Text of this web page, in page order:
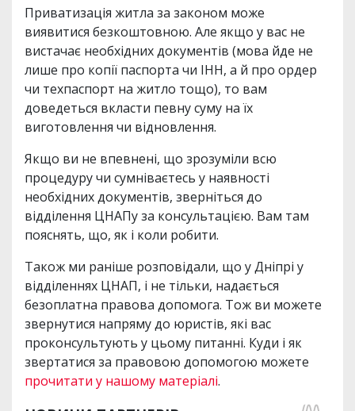
Приватизація житла за законом може
виявитися безкоштовною. Але якщо у вас не
вистачає необхідних документів (мова йде не
лише про копії паспорта чи ІНН, а й про ордер
чи техпаспорт на житло тощо), то вам
доведеться вкласти певну суму на їх
виготовлення чи відновлення.
Якщо ви не впевнені, що зрозуміли всю
процедуру чи сумніваєтесь у наявності
необхідних документів, зверніться до
відділення ЦНАПу за консультацією. Вам там
пояснять, що, як і коли робити.
Також ми раніше розповідали, що у Дніпрі у
відділеннях ЦНАП, і не тільки, надається
безоплатна правова допомога. Тож ви можете
звернутися напряму до юристів, які вас
проконсультують у цьому питанні. Куди і як
звертатися за правовою допомогою можете
прочитати у нашому матеріалі.